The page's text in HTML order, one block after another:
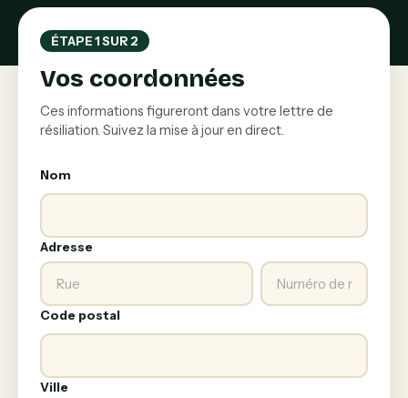
ÉTAPE 1 SUR 2
Vos coordonnées
Ces informations figureront dans votre lettre de
résiliation. Suivez la mise à jour en direct.
Nom
Adresse
Code postal
Ville